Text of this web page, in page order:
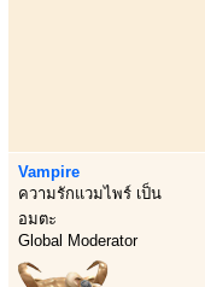
Vampire
ความรักแวมไพร์ เป็น
อมตะ
Global Moderator